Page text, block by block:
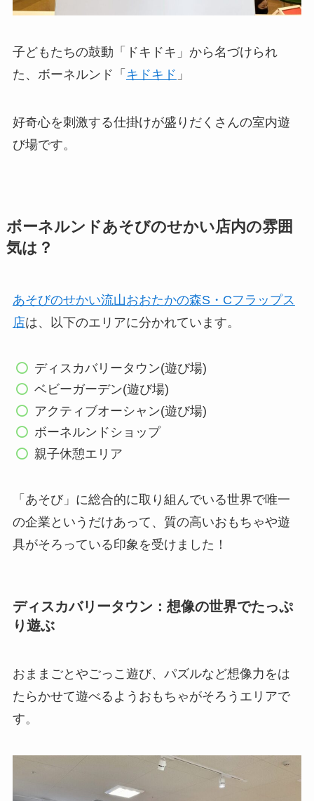
子どもたちの鼓動「ドキドキ」から名づけられ
た、ボーネルンド「 キドキド 」
好奇心を刺激する仕掛けが盛りだくさんの室内遊
び場です。
ボーネルンドあそびのせかい店内の雰囲
気は？
あそびのせかい流山おおたかの森S・Cフラップス
店は、以下のエリアに分かれています。
ディスカバリータウン(遊び場)
ベビーガーデン(遊び場)
アクティブオーシャン(遊び場)
ボーネルンドショップ
親子休憩エリア
「あそび」に総合的に取り組んでいる世界で唯一
の企業というだけあって、質の高いおもちゃや遊
具がそろっている印象を受けました！
ディスカバリータウン：想像の世界でたっぷ
り遊ぶ
おままごとやごっこ遊び、パズルなど想像力をは
たらかせて遊べるようおもちゃがそろうエリアで
す。